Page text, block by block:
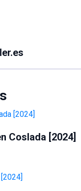
Coslada [2024]